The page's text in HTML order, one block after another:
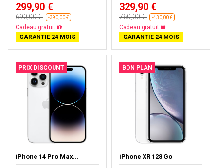
299,90 €
690,00 € -390,00 €
Cadeau gratuit
GARANTIE 24 MOIS
329,90 €
760,00 € -430,00 €
Cadeau gratuit
GARANTIE 24 MOIS
PRIX DISCOUNT
iPhone 14 Pro Max...
BON PLAN
iPhone XR 128 Go